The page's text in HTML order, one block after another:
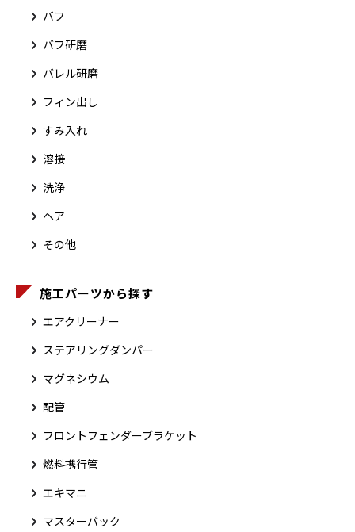
バフ
バフ研磨
バレル研磨
フィン出し
すみ入れ
溶接
洗浄
ヘア
その他
施工パーツから探す
エアクリーナー
ステアリングダンパー
マグネシウム
配管
フロントフェンダーブラケット
燃料携行管
エキマニ
マスターバック